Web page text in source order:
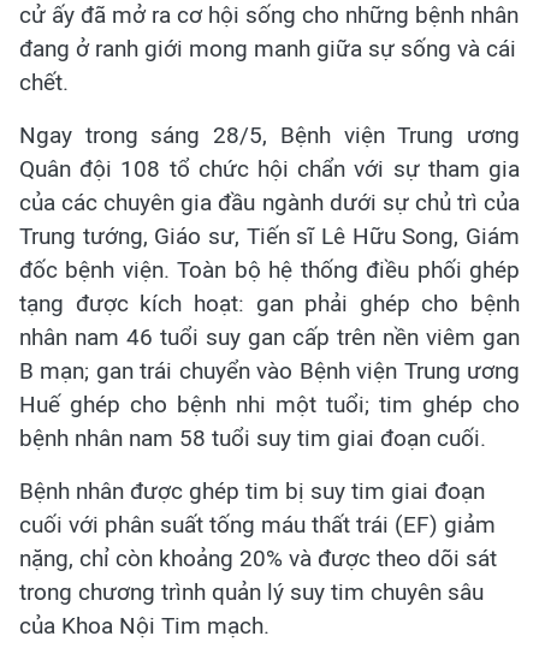
cử ấy đã mở ra cơ hội sống cho những bệnh nhân
đang ở ranh giới mong manh giữa sự sống và cái
chết.
Ngay trong sáng 28/5, Bệnh viện Trung ương
Quân đội 108 tổ chức hội chẩn với sự tham gia
của các chuyên gia đầu ngành dưới sự chủ trì của
Trung tướng, Giáo sư, Tiến sĩ Lê Hữu Song, Giám
đốc bệnh viện. Toàn bộ hệ thống điều phối ghép
tạng được kích hoạt: gan phải ghép cho bệnh
nhân nam 46 tuổi suy gan cấp trên nền viêm gan
B mạn; gan trái chuyển vào Bệnh viện Trung ương
Huế ghép cho bệnh nhi một tuổi; tim ghép cho
bệnh nhân nam 58 tuổi suy tim giai đoạn cuối.
Bệnh nhân được ghép tim bị suy tim giai đoạn
cuối với phân suất tống máu thất trái (EF) giảm
nặng, chỉ còn khoảng 20% và được theo dõi sát
trong chương trình quản lý suy tim chuyên sâu
của Khoa Nội Tim mạch.